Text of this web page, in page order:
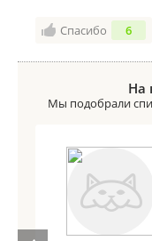
Спасибо 6
На
Мы подобрали